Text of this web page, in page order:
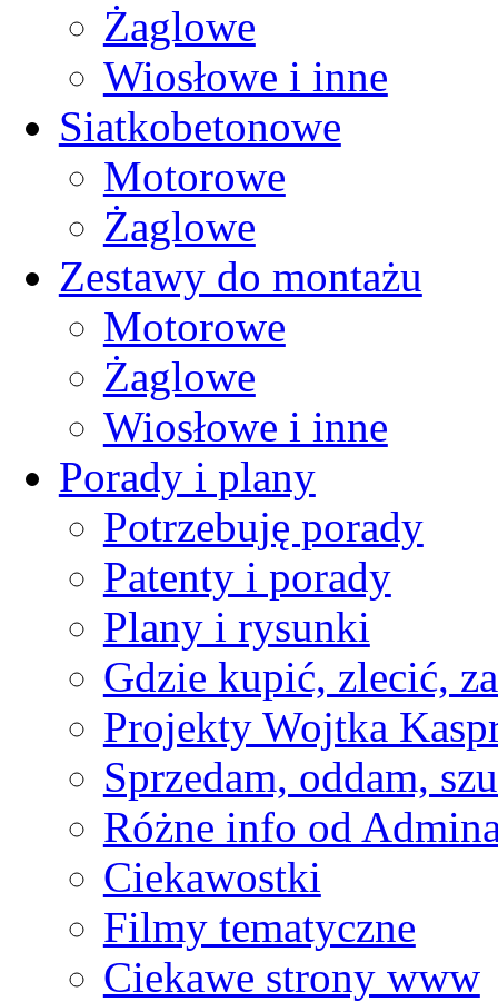
Żaglowe
Wiosłowe i inne
Siatkobetonowe
Motorowe
Żaglowe
Zestawy do montażu
Motorowe
Żaglowe
Wiosłowe i inne
Porady i plany
Potrzebuję porady
Patenty i porady
Plany i rysunki
Gdzie kupić, zlecić,
Projekty Wojtka
Sprzedam, oddam,
Różne info od
Ciekawostki
Filmy tematyczne
Ciekawe strony www